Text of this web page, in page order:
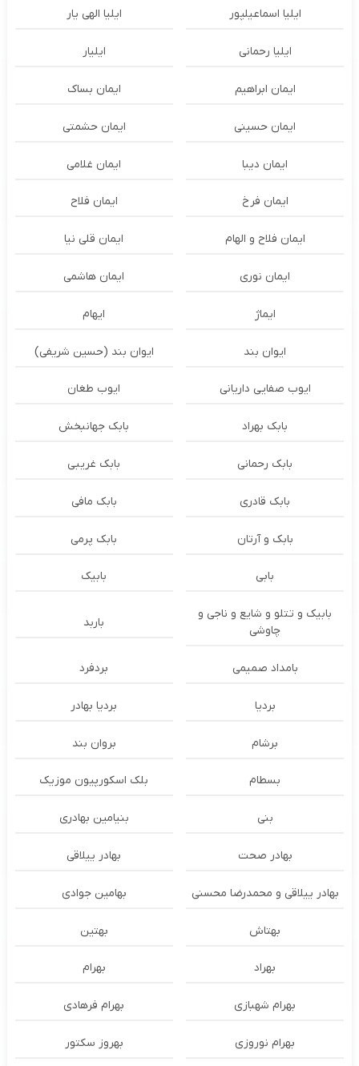
ایلیا اسماعیلپور ایلیا الهی یار
ایلیا رحمانی ایلیار
ایمان ابراهیم ایمان بساک
ایمان حسینی ایمان حشمتی
ایمان دیبا ایمان غلامی
ایمان فرخ ایمان فلاح
ایمان فلاح و الهام ایمان قلی نیا
ایمان نوری ایمان هاشمی
ایماژ ایهام
ایوان بند ایوان بند (حسین شریفی)
ایوب صفایی داریانی ایوب طغان
بابک بهراد بابک جهانبخش
بابک رحمانی بابک غریبی
بابک قادری بابک مافی
بابک و آرتان بابک پرمی
بابی بابیک
بابیک و تتلو و شایع و ناجی و
چاوشی
باربد
بامداد صمیمی بردفرد
بردیا بردیا بهادر
برشام بروان بند
بسطام بلک اسکورپیون موزیک
بنی بنیامین بهادری
بهادر صحت بهادر ییلاقی
بهادر ییلاقی و محمدرضا محسنی بهامین جوادی
بهتاش بهتین
بهراد بهرام
بهرام شهبازی بهرام فرهادی
بهرام نوروزی بهروز سکتور